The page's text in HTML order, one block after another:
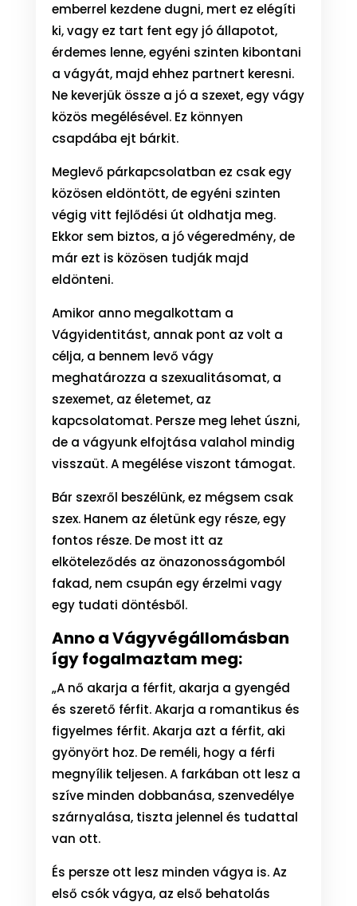
emberrel kezdene dugni, mert ez elégíti
ki, vagy ez tart fent egy jó állapotot,
érdemes lenne, egyéni szinten kibontani
a vágyát, majd ehhez partnert keresni.
Ne keverjük össze a jó a szexet, egy vágy
közös megélésével. Ez könnyen
csapdába ejt bárkit.
Meglevő párkapcsolatban ez csak egy
közösen eldöntött, de egyéni szinten
végig vitt fejlődési út oldhatja meg.
Ekkor sem biztos, a jó végeredmény, de
már ezt is közösen tudják majd
eldönteni.
Amikor anno megalkottam a
Vágyidentitást, annak pont az volt a
célja, a bennem levő vágy
meghatározza a szexualitásomat, a
szexemet, az életemet, az
kapcsolatomat. Persze meg lehet úszni,
de a vágyunk elfojtása valahol mindig
visszaüt. A megélése viszont támogat.
Bár szexről beszélünk, ez mégsem csak
szex. Hanem az életünk egy része, egy
fontos része. De most itt az
elköteleződés az önazonosságomból
fakad, nem csupán egy érzelmi vagy
egy tudati döntésből.
Anno a Vágyvégállomásban
így fogalmaztam meg:
„A nő akarja a férfit, akarja a gyengéd
és szerető férfit. Akarja a romantikus és
figyelmes férfit. Akarja azt a férfit, aki
gyönyört hoz. De reméli, hogy a férfi
megnyílik teljesen. A farkában ott lesz a
szíve minden dobbanása, szenvedélye
szárnyalása, tiszta jelennel és tudattal
van ott.
És persze ott lesz minden vágya is. Az
első csók vágya, az első behatolás